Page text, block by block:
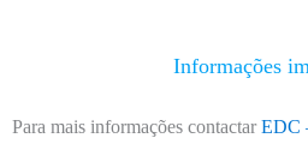
Informações
Para mais informações contactar EDC